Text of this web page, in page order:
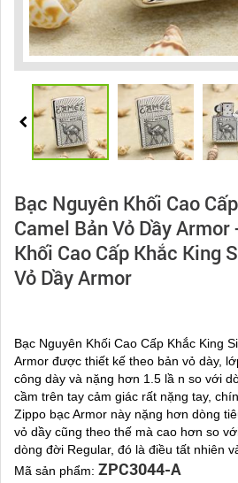
Bạc Nguyên Khối Cao
Camel Bản Vỏ Dầy Armor
Khối Cao Cấp Khắc King
Vỏ Dầy Armor
Bạc Nguyên Khối Cao Cấp Khắc King
Armor được thiết kế theo bản vỏ dày,
công dày và nặng hơn 1.5 lầ n so với
cầm trên tay cảm giác rất nặng tay,
Zippo bạc Armor này nặng hơn dòng
vỏ dầy cũng theo thế mà cao hơn so
dòng đời Regular, đó là điều tất nhiên
Mã sản phẩm: ZPC3044-A